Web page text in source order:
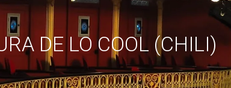
DE LO COOL (CHILI)